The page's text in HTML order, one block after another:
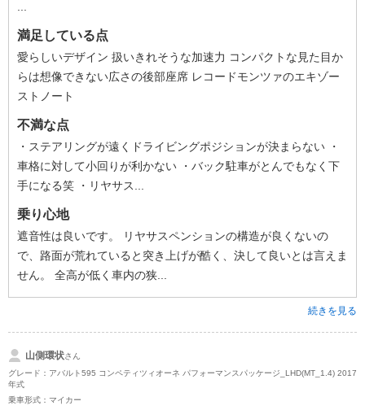
満足している点
愛らしいデザイン 扱いきれそうな加速力 コンパクトな見た目か
らは想像できない広さの後部座席 レコードモンツァのエキゾー
ストノート
不満な点
・ステアリングが遠くドライビングポジションが決まらない ・
車格に対して小回りが利かない ・バック駐車がとんでもなく下
手になる笑 ・リヤサス...
乗り心地
遮音性は良いです。 リヤサスペンションの構造が良くないの
で、路面が荒れていると突き上げが酷く、決して良いとは言えま
せん。 全高が低く車内の狭...
続きを見る
山側環状さん
グレード：アバルト595 コンペティツィオーネ パフォーマンスパッケージ_LHD(MT_1.4) 2017
年式
乗車形式：マイカー